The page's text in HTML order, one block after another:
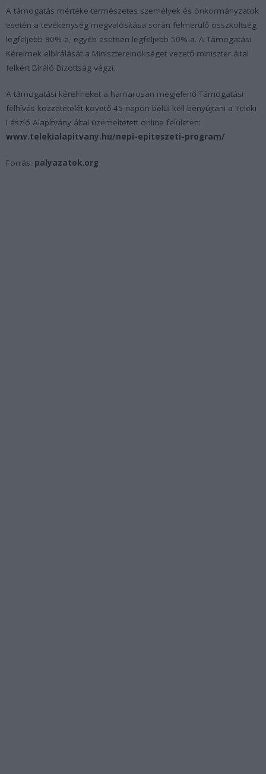
A támogatás mértéke természetes személyek és önkormányzatok
esetén a tevékenység megvalósítása során felmerülő összköltség
legfeljebb 80%-a, egyéb esetben legfeljebb 50%-a. A Támogatási
Kérelmek elbírálását a Miniszterelnökséget vezető miniszter által
felkért Bíráló Bizottság végzi.
A támogatási kérelmeket a hamarosan megjelenő Támogatási
felhívás közzétételét követő 45 napon belül kell benyújtani a Teleki
László Alapítvány által üzemeltetett online felületen:
www.telekialapitvany.hu/nepi-epiteszeti-program/
Forrás: palyazatok.org